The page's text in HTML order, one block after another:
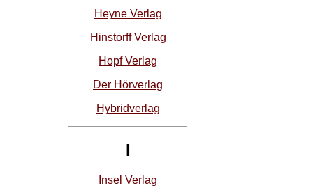
Heyne Verlag
Hinstorff Verlag
Hopf Verlag
Der Hörverlag
Hybridverlag
I
Insel Verlag